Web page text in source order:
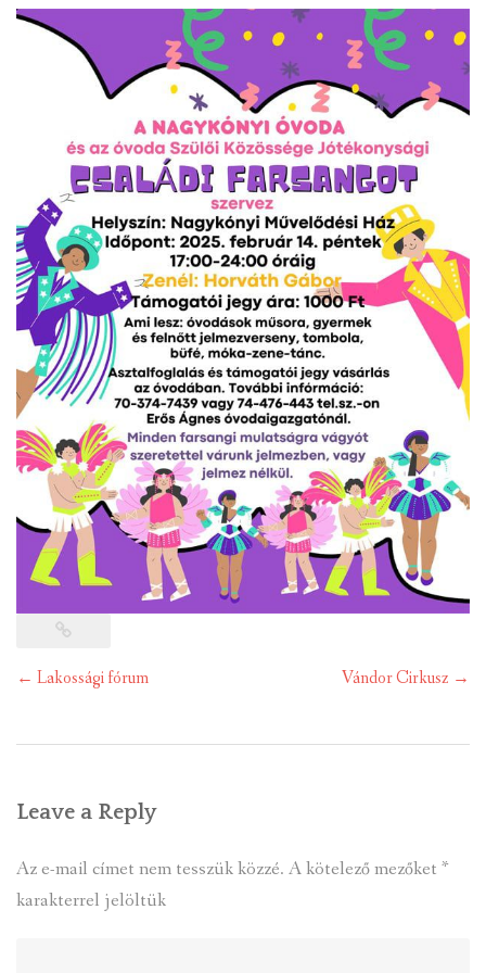
INTÉZMÉNYEK
INFORMÁCIÓK
GALÉRIA
KAPCSOLAT
LETÖLTHETŐ NYOMTATVÁNYOK
VÁLASZTÁS 2026
TELEPÜLÉSIKÉPVISELŐI VAGYONNYILATKOZATOK – 2026.
ÉV
ROMA NEMZETISÉGI ÖNKORMÁNYZATI KÉPVISELŐK
VAGYONNYILATKOZATA – 2026. ÉV
Post
← Lakossági fórum Vándor Cirkusz →
Leave a Reply
Az e-mail címet nem tesszük közzé. A kötelező mezőket *
karakterrel jelöltük